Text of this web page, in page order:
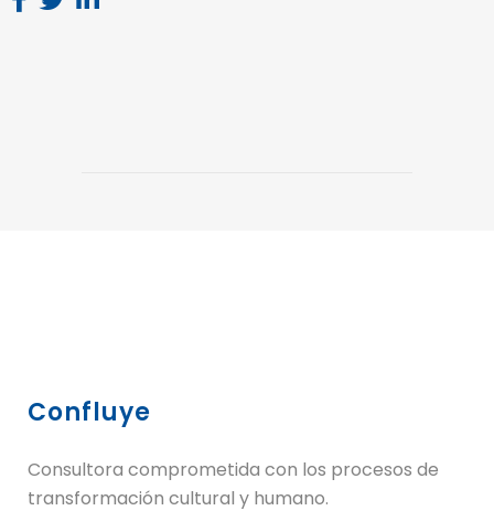
Confluye
Consultora comprometida con los procesos de
transformación cultural y humano.